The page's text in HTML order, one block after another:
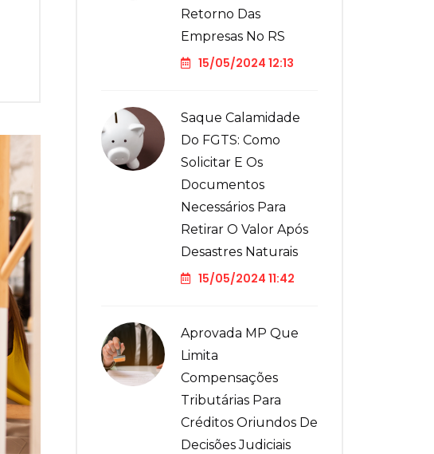
Retorno Das
Empresas No RS
15/05/2024 12:13
Saque Calamidade
Do FGTS: Como
Solicitar E Os
Documentos
Necessários Para
Retirar O Valor Após
Desastres Naturais
15/05/2024 11:42
Aprovada MP Que
Limita
Compensações
Tributárias Para
Créditos Oriundos De
Decisões Judiciais